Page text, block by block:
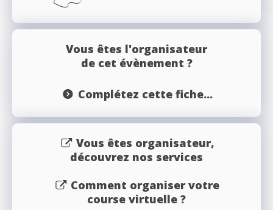
Vous êtes l'organisateur
de cet évènement ?
Complétez cette fiche...
Vous êtes organisateur,
découvrez nos services
Comment organiser votre
course virtuelle ?